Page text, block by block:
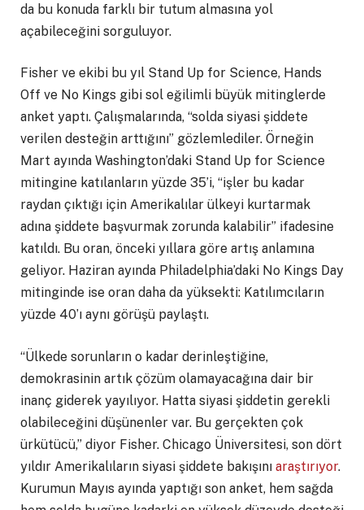
da bu konuda farklı bir tutum almasına yol
açabileceğini sorguluyor.
Fisher ve ekibi bu yıl Stand Up for Science, Hands
Off ve No Kings gibi sol eğilimli büyük mitinglerde
anket yaptı. Çalışmalarında, “solda siyasi şiddete
verilen desteğin arttığını” gözlemlediler. Örneğin
Mart ayında Washington’daki Stand Up for Science
mitingine katılanların yüzde 35’i, “işler bu kadar
raydan çıktığı için Amerikalılar ülkeyi kurtarmak
adına şiddete başvurmak zorunda kalabilir” ifadesine
katıldı. Bu oran, önceki yıllara göre artış anlamına
geliyor. Haziran ayında Philadelphia’daki No Kings Day
mitinginde ise oran daha da yüksekti: Katılımcıların
yüzde 40’ı aynı görüşü paylaştı.
“Ülkede sorunların o kadar derinleştiğine,
demokrasinin artık çözüm olamayacağına dair bir
inanç giderek yayılıyor. Hatta siyasi şiddetin gerekli
olabileceğini düşünenler var. Bu gerçekten çok
ürkütücü,” diyor Fisher. Chicago Üniversitesi, son dört
yıldır Amerikalıların siyasi şiddete bakışını araştırıyor.
Kurumun Mayıs ayında yaptığı son anket, hem sağda